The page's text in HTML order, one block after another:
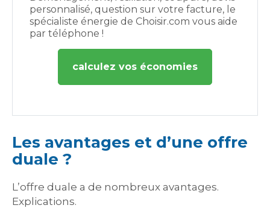
personnalisé, question sur votre facture, le
spécialiste énergie de Choisir.com vous aide
par téléphone !
calculez vos économies
Les avantages et d’une offre
duale ?
L’offre duale a de nombreux avantages.
Explications.